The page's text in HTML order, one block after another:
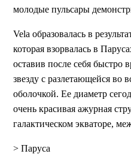
молодые пульсары
Vela образовалась в
которая взорвалась в
оставив после себя
звезду с разлетающейся во
оболочкой. Ее диаметр
очень красивая ажурная
галактическом экваторе,
> Паруса